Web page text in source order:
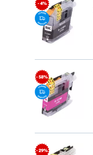
- 4%
- 58%
- 29%